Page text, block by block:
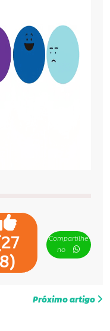
27
8)
Compartilhe
no
Próximo artigo